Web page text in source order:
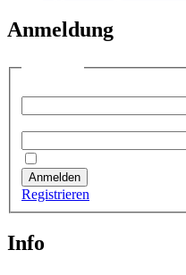
Anmeldung
Anmelden
Registrieren
Info